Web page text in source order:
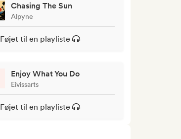
Chasing The Sun
Alpyne
Føjet til en playliste
Enjoy What You Do
Eivissarts
Føjet til en playliste